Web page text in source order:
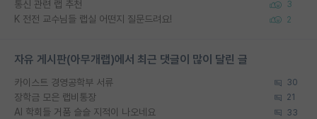
통신 관련 랩 추천 3
K 전전 교수님들 랩실 어떤지 질문드려요! 2
자유 게시판(아무개랩)에서 최근 댓글이 많이 달린 글
카이스트 경영공학부 서류 30
장학금 모은 랩비통장 21
AI 학회들 거품 슬슬 지적이 나오네요 33